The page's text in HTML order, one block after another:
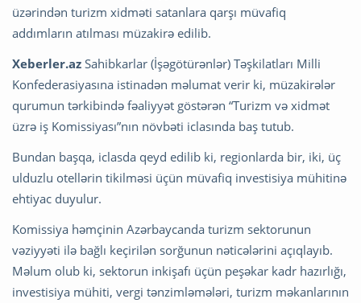
üzərindən turizm xidməti satanlara qarşı müvafiq
addımların atılması müzakirə edilib.
Xeberler.az Sahibkarlar (İşəgötürənlər) Təşkilatları Milli
Konfederasiyasına istinadən məlumat verir ki, müzakirələr
qurumun tərkibində fəaliyyət göstərən “Turizm və xidmət
üzrə iş Komissiyası”nın növbəti iclasında baş tutub.
Bundan başqa, iclasda qeyd edilib ki, regionlarda bir, iki, üç
ulduzlu otellərin tikilməsi üçün müvafiq investisiya mühitinə
ehtiyac duyulur.
Komissiya həmçinin Azərbaycanda turizm sektorunun
vəziyyəti ilə bağlı keçirilən sorğunun nəticələrini açıqlayıb.
Məlum olub ki, sektorun inkişafı üçün peşəkar kadr hazırlığı,
investisiya mühiti, vergi tənzimləmələri, turizm məkanlarının